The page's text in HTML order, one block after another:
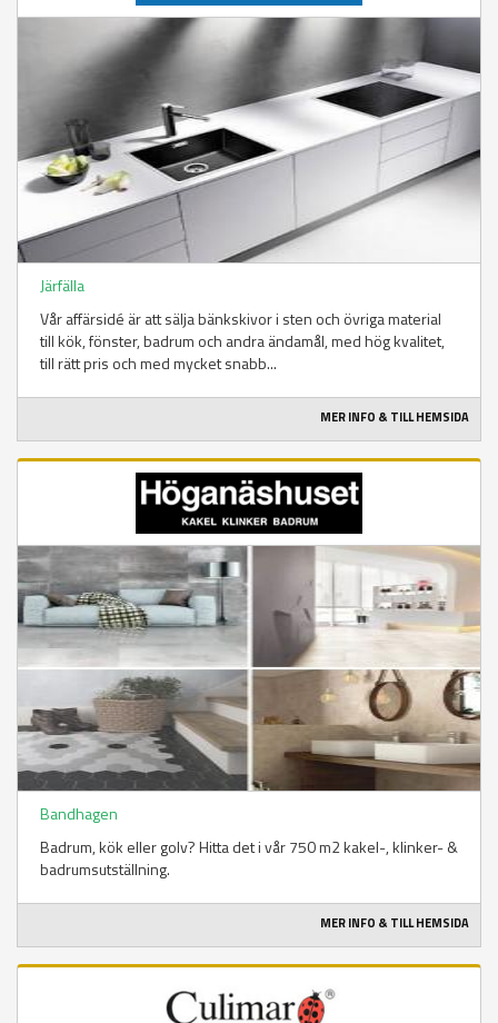
Järfälla
Vår affärsidé är att sälja bänkskivor i sten och övriga material
till kök, fönster, badrum och andra ändamål, med hög kvalitet,
till rätt pris och med mycket snabb...
MER INFO & TILL HEMSIDA
Bandhagen
Badrum, kök eller golv? Hitta det i vår 750 m2 kakel-, klinker- &
badrumsutställning.
MER INFO & TILL HEMSIDA